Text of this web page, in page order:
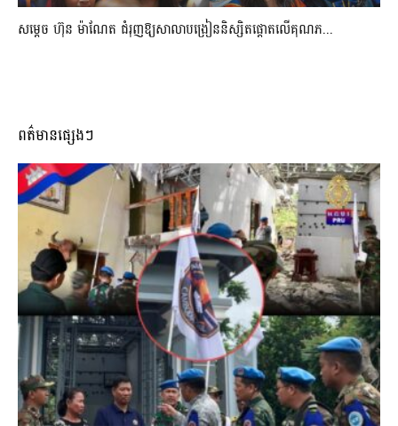
សម្តេច ហ៊ុន ម៉ាណែត ជំរុញឱ្យសាលាបង្រៀននិស្សិតផ្តោតលើគុណភ...
ពត៌មានផ្សេងៗ